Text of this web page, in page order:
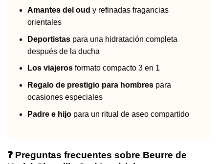
Amantes del oud y refinadas fragancias
orientales
Deportistaspara una hidratación completa
después de la ducha
Los viajerosformato compacto 3 en 1
Regalo de prestigio para hombrespara
ocasiones especiales
Padre e hijopara un ritual de aseo compartido
❓ Preguntas frecuentes sobre Beurre de